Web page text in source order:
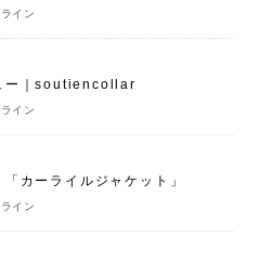
イン
ー｜soutiencollar
イン
カーライルジャケット」
イン